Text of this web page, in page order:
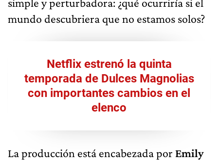
mundo descubriera que no estamos solos?
Netflix estrenó la quinta
temporada de Dulces Magnolias
con importantes cambios en el
elenco
La producción está encabezada por Emily